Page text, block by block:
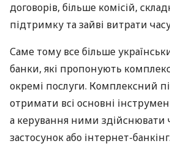
договорів, більше комісій,
підтримку та зайві витрати
Саме тому все більше
банки, які пропонують
окремі послуги. Комплексний
отримати всі основні
а керування ними здійснювати
застосунок або інтернет-банкінг.